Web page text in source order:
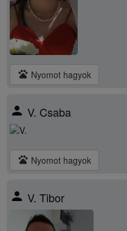
pets Nyomot hagyok
person V. Csaba
pets Nyomot hagyok
person V. Tibor